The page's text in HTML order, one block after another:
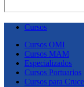
Cursos
Cursos OMI
Cursos MAM
Especializados
Cursos Portuarios
Cursos para